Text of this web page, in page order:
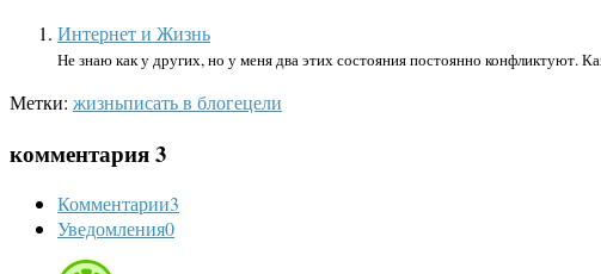
Интернет и Жизнь
Не знаю как у других, но у меня два этих состояния постоянно конфликтуют.
Метки: жизньписать в блогецели
комментария 3
Комментарии3
Уведомления0